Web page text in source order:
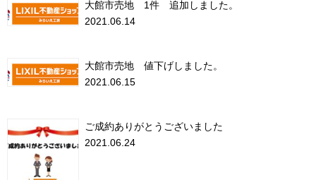
大館市売地 1件 追加しました。
2021.06.14
大館市売地 値下げしました。
2021.06.15
ご成約ありがとうございました
2021.06.24